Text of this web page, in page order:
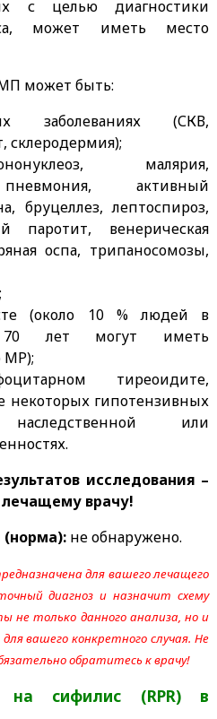
с целью диагностики
может иметь место
может быть:
заболеваниях (СКВ,
склеродермия);
малярия,
активный
бруцеллез, лептоспироз,
паротит, венерическая
оспа, трипаносомозы,
(около 10 % людей в
70 лет могут иметь
МР);
тиреоидите,
некоторых гипотензивных
или
исследования –
врачу!
(норма): не обнаружено.
для вашего лечащего
диагноз и назначит схему
не только данного анализа, но и
вашего конкретного случая. Не
обратитесь к врачу!
сифилис (RPR)
в